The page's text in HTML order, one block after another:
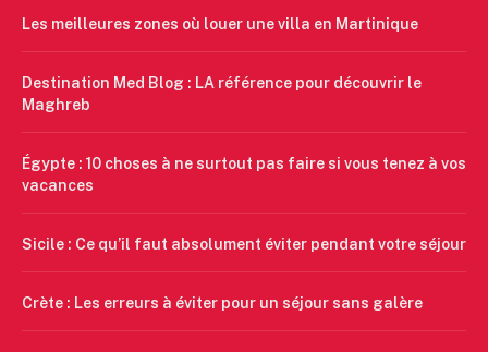
Les meilleures zones où louer une villa en Martinique
Destination Med Blog : LA référence pour découvrir le
Maghreb
Égypte : 10 choses à ne surtout pas faire si vous tenez à vos
vacances
Sicile : Ce qu’il faut absolument éviter pendant votre séjour
Crète : Les erreurs à éviter pour un séjour sans galère